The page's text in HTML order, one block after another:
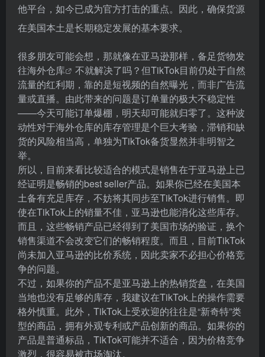
他平台，如今已成为官方打击的重点。因此，确保货源
在美国本土是长期稳定发展的基本要求。
很多朋友可能会想，那就像在亚马逊那样，备足货物发
往海外仓库 不就解决了吗？但TikTok目前仍处于自然
流量的红利期，靠的是短视频的自然曝光，而非广告流
量或直播。由此带来的问题是订单量的极大不稳定性
——今天可能订单爆棚，明天却可能就归零了。这种波
动性对于海外仓库的库存管理是个巨大考验，滞销和缺
货的风险相当高，单独为TikTok备货显然并非明智之
举。
所以，目前来看比较适合的模式是销售在于亚马逊上已
经证明是畅销的best seller产品。如果你已经在美国本
土备有充足库存，不妨将其同步至TikTok进行销售。即
使在TikTok上的销量不佳，亚马逊也能消化这些库存。
而且，这些畅销产品已经得到了美国市场的验证，换个
销售渠道不会改变它们的畅销程度。而且，目前TikTok
尚未加入亚马逊的比价系统，因此卖家不必担心价格竞
争的问题。
不过，如果你的产品不是亚马逊上的热销货盘，在美国
当地也没有足够的库存，我建议在TikTok上的操作需要
格外慎重。此外，TikTok上受欢迎的往往是“新奇特”类
型的商品，拥有外观专利或产品创新的商品。如果你的
产品是普通标品，TikTok可能并不适合，因为价格竞争
激烈，很容易被市场淘汰。